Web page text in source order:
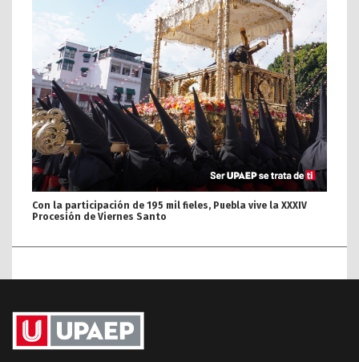
Con la participación de 195 mil fieles, Puebla vive la XXXIV
Procesión de Viernes Santo